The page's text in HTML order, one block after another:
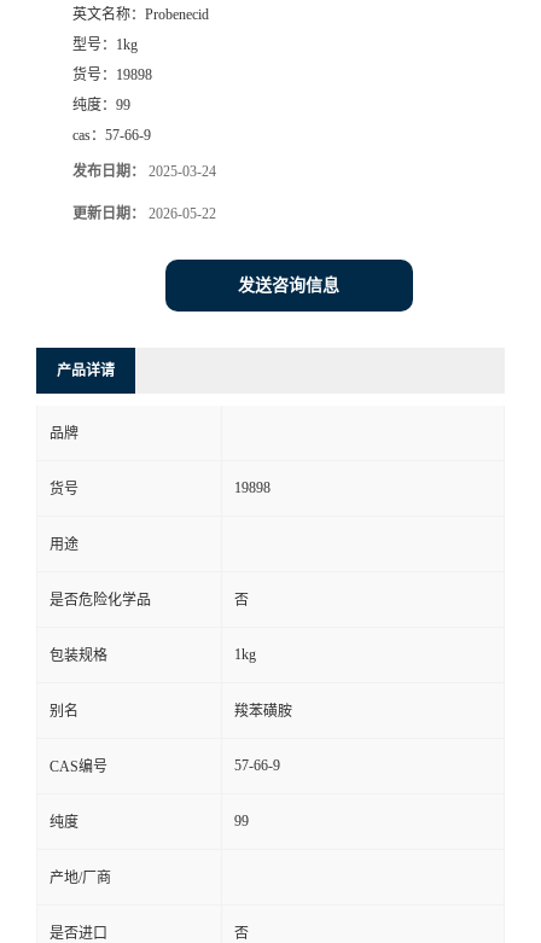
英文名称： Probenecid
型号： 1kg
货号： 19898
纯度： 99
cas： 57-66-9
发布日期： 2025-03-24
更新日期： 2026-05-22
发送咨询信息
产品详请
品牌
货号 19898
用途
是否危险化学品 否
包装规格 1kg
别名 羧苯磺胺
CAS编号 57-66-9
纯度 99
产地/厂商
是否进口 否